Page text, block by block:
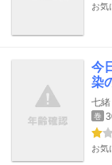
お気
今
染
七緒
巻
お気